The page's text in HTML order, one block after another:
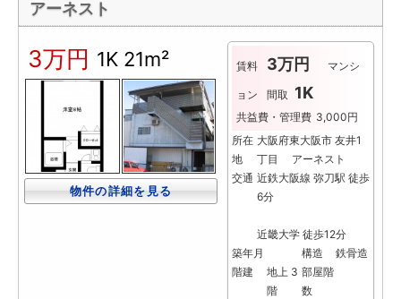
アーネスト
3万円 1K 21m²
物件の詳細を見る
賃料 3万円 マンシ
ョン 間取 1K
共益費・管理費 3,000円
所在
地
大阪府東大阪市 友井1
丁目 アーネスト
交通 近鉄大阪線 弥刀駅 徒歩
6分
近畿大学 徒歩12分
築年月
構造
鉄骨造
階建
地上 3
階
部屋階
数